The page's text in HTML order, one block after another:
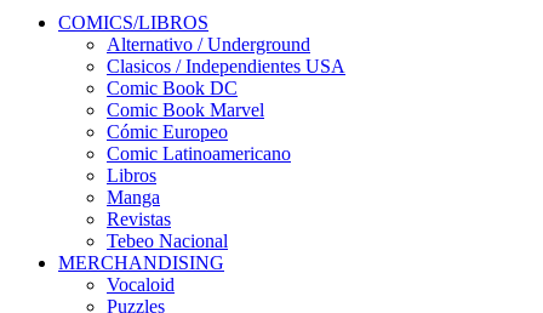
COMICS/LIBROS
Alternativo / Underground
Clasicos / Independientes USA
Comic Book DC
Comic Book Marvel
Cómic Europeo
Comic Latinoamericano
Libros
Manga
Revistas
Tebeo Nacional
MERCHANDISING
Vocaloid
Puzzles